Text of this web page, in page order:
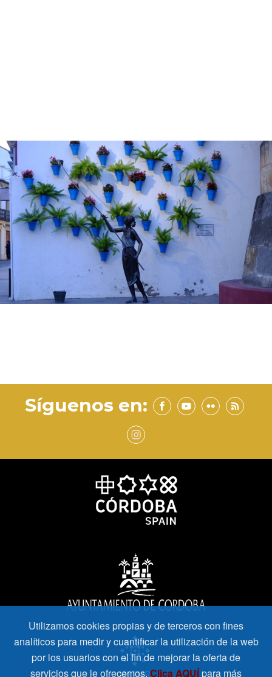
Síguenos en:
Utilizamos cookies propias y de terceros con fines
analíticos para medir y cuantificar la utilización de la web
por los usuarios con el fin de mejorar la oferta de
servicios que le ofrecemos. Clica AQUÍpara más